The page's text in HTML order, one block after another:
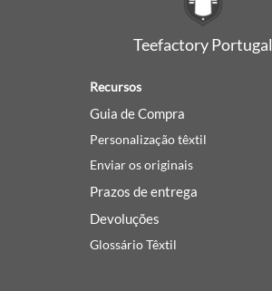
Teefactory Portugal
Recursos
Guia de Compra
Personalização têxtil
Enviar os originais
Prazos de entrega
Devoluções
Glossário Têxtil